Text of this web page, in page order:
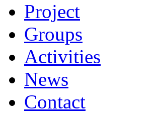
Project
Groups
Activities
News
Contact